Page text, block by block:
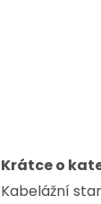
Krátce o
Kabelážní